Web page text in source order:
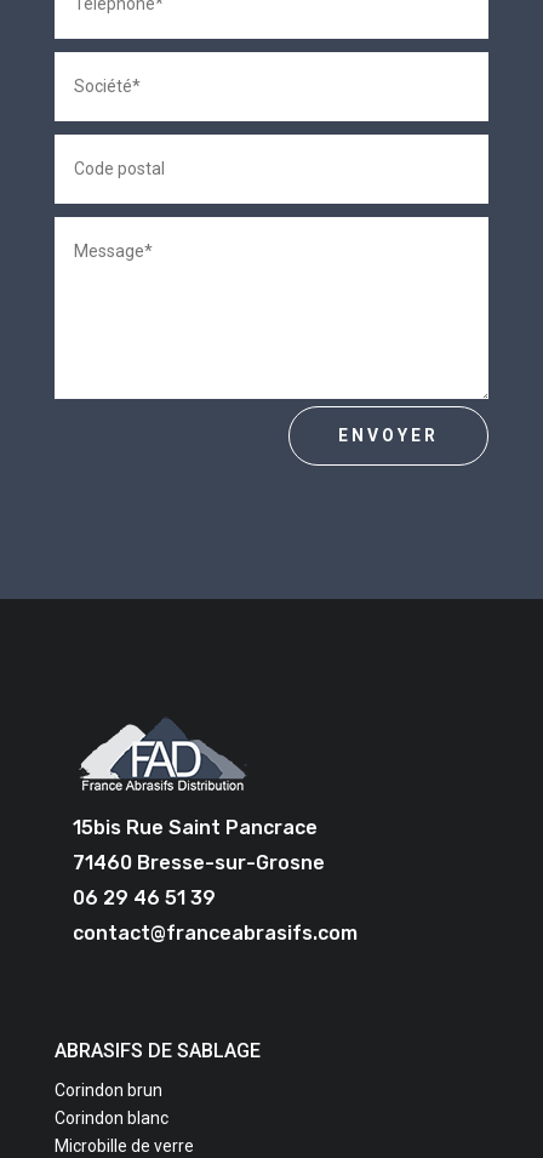
ENVOYER
15bis Rue Saint Pancrace
71460 Bresse-sur-Grosne
06 29 46 51 39
contact@franceabrasifs.com
ABRASIFS DE SABLAGE
Corindon brun
Corindon blanc
Microbille de verre